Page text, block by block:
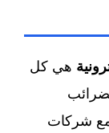
هي كل
مع شركات